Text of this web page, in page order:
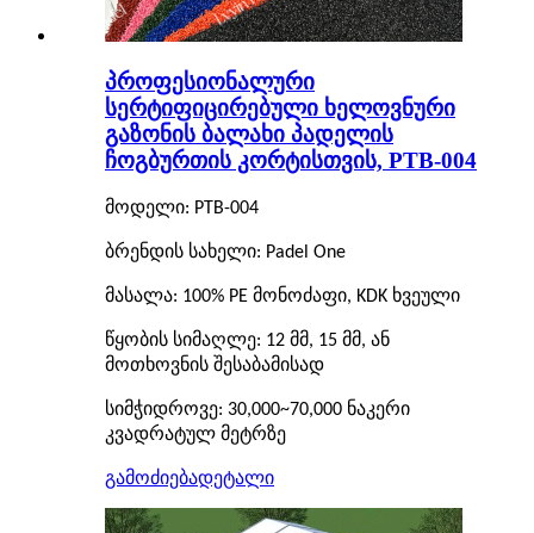
პროფესიონალური
სერტიფიცირებული ხელოვნური
გაზონის ბალახი პადელის
ჩოგბურთის კორტისთვის, PTB-004
მოდელი: PTB-004
ბრენდის სახელი: Padel One
მასალა: 100% PE მონოძაფი, KDK ხვეული
წყობის სიმაღლე: 12 მმ, 15 მმ, ან
მოთხოვნის შესაბამისად
სიმჭიდროვე: 30,000~70,000 ნაკერი
კვადრატულ მეტრზე
გამოძიებადეტალი